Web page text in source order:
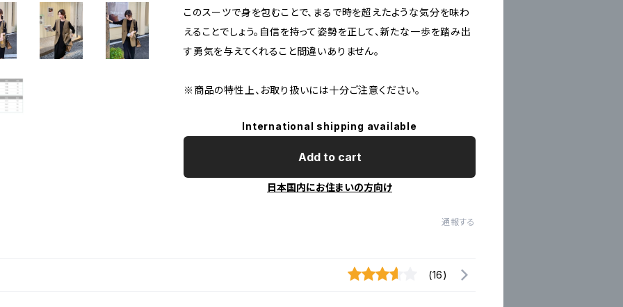
このスーツで身を包むことで、まるで時を超えたような気分を味わ
えることでしょう。自信を持って姿勢を正して、新たな一歩を踏み出
す勇気を与えてくれること間違いありません。
※商品の特性上、お取り扱いには十分ご注意ください。
International shipping available
Add to cart
日本国内にお住まいの方向け
通報する
(16)